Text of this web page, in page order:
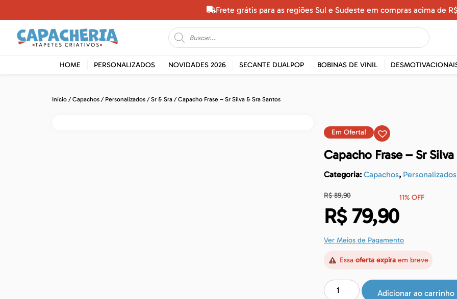
Frete grátis para as regiões Sul e Sudeste em compras acima de
HOME PERSONALIZADOS NOVIDADES 2026 SECANTE DUALPOP BOBINAS DE VINIL
Início /Capachos / Personalizados /Sr & Sra / Capacho Frase – Sr Silva & Sra Santos
Em Oferta!
Capacho Frase – Sr
Categoria: Capachos, Personalizados
R$89,90
R$79,90
11% OFF
Ver Meios de Pagamento
Essa oferta expiraem breve
Adicionar ao carrinho